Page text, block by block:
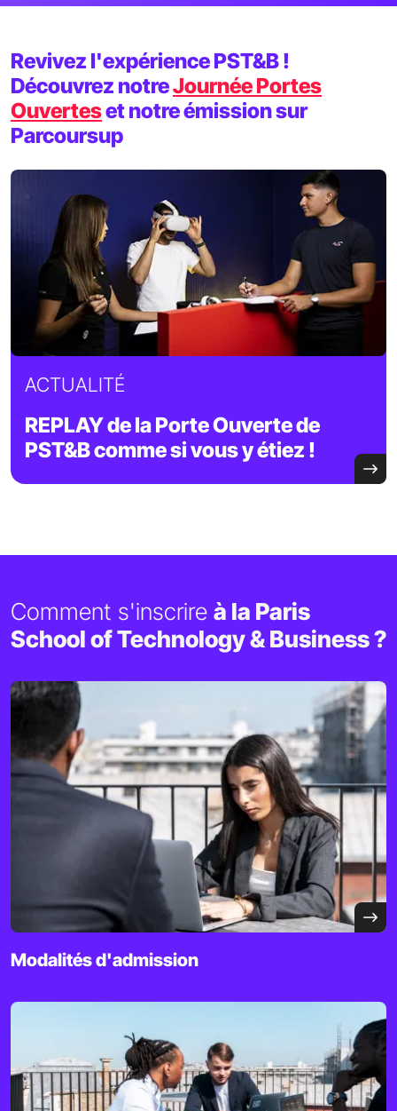
Revivez l'expérience PST&B !
Découvrez notreJournée Portes
Ouverteset notre émission sur
Parcoursup
ACTUALITÉ
REPLAY de la Porte Ouverte de
PST&B comme si vous y étiez !
Comment s'inscrire à la Paris
School of Technology & Business ?
Modalités d'admission